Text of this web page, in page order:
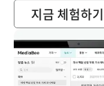
지금 체험하기